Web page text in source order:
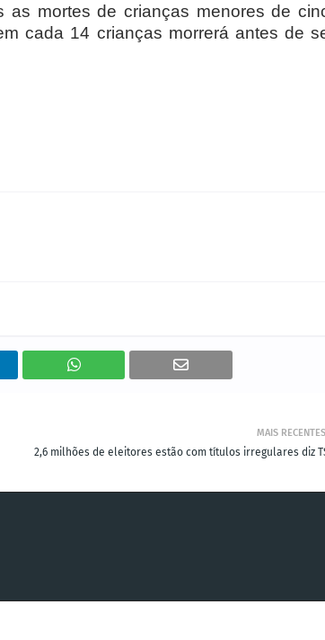
mortes de crianças menores de
cada 14 crianças morrerá antes de
MAIS RECENTES
2,6 milhões de eleitores estão com títulos irregulares diz